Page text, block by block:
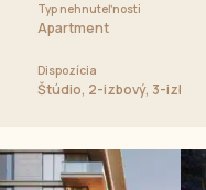
Typ nehnuteľnosti
Apartment
Dispozícia
Štúdio, 2-izbový, 3-